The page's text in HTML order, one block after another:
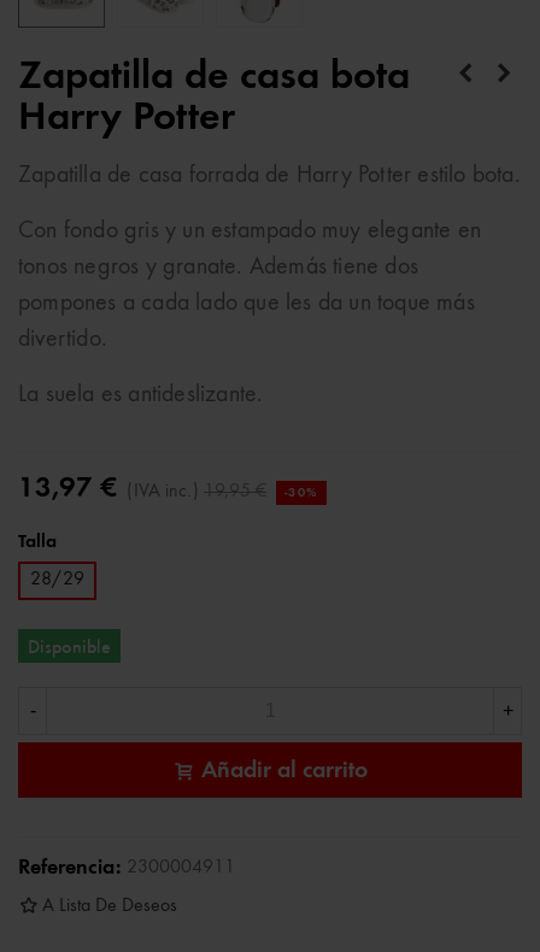
Zapatilla de casa bota
Harry Potter
Zapatilla de casa forrada de Harry Potter estilo bota.
Con fondo gris y un estampado muy elegante en
tonos negros y granate. Además tiene dos
pompones a cada lado que les da un toque más
divertido.
La suela es antideslizante.
13,97 € (IVA inc.) 19,95 € -30%
Talla
28/29
Disponible
- +
Añadir al carrito
Referencia: 2300004911
A Lista De Deseos